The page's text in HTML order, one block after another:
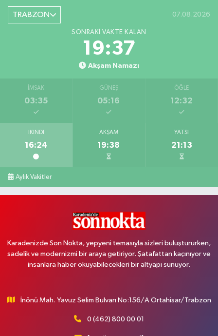
TRABZON 07.08.2026
SONRAKI VAKTE KALAN
19:37
Akşam Namazı
İMSAK
03:35
GÜNEŞ
05:16
ÖĞLE
12:32
İKINDI
16:24
AKŞAM
19:38
YATSI
21:13
Aylık Vakitler
Karadenizde Son Nokta, yepyeni temasıyla sizleri buluştururken,
sadelik ve modernizmi bir araya getiriyor. Şatafattan kaçınıyor ve
insanlara haber okuyabilecekleri bir altyapı sunuyor.
İnönü Mah. Yavuz Selim Bulvarı No:156/A Ortahisar/Trabzon
0 (462) 800 00 01